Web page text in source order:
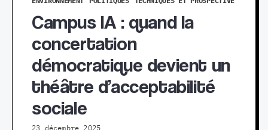
Campus IA : quand la
concertation
démocratique devient un
théâtre d’acceptabilité
sociale
23 décembre 2025